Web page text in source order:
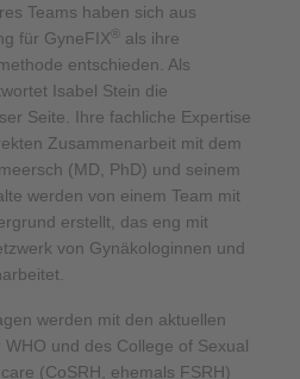
Teams haben sich aus
für GyneFIX ® als ihre
entschieden. Als
Isabel Stein die
Seite. Ihre fachliche Expertise
Zusammenarbeit mit dem
(MD, PhD) und seinem
werden von einem Team mit
erstellt, das eng mit
von Gynäkologinnen und
werden mit den aktuellen
und des College of Sexual
(CoSRH, ehemals FSRH)